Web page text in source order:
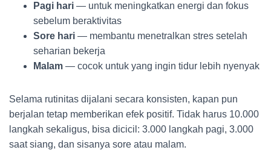
Pagi hari — untuk meningkatkan energi dan fokus
sebelum beraktivitas
Sore hari — membantu menetralkan stres setelah
seharian bekerja
Malam — cocok untuk yang ingin tidur lebih nyenyak
Selama rutinitas dijalani secara konsisten, kapan pun
berjalan tetap memberikan efek positif. Tidak harus 10.000
langkah sekaligus, bisa dicicil: 3.000 langkah pagi, 3.000
saat siang, dan sisanya sore atau malam.